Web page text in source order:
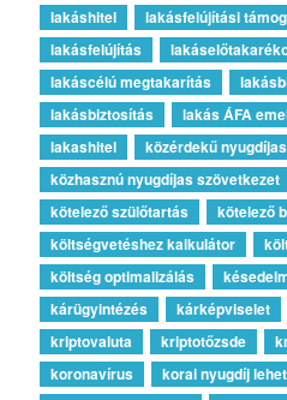
lakáshitel
lakásfelújítási
lakásfelújítás
lakáscélú megtakarítás
lakásbiztosítás
lakás ÁFA
lakashitel
közérdekű
közhasznú nyugdíjas szövetkezet
kötelező szülőtartás
kötelező
költségvetéshez kalkulátor
költség optimalizálás
kárügyintézés
kárképviselet
kriptovaluta
kriptotőzsde
koronavírus
korai nyugdíj